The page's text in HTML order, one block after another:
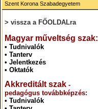
Szent Korona Szabadegyetem
> vissza a FŐOLDALra
Magyar műveltség szak:
• Tudnivalók
• Tanterv
• Jelentkezés
• Oktatók
Akkreditált szak -
pedagógus továbbképzés:
• Tudnivalók